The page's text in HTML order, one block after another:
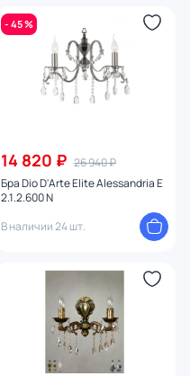
- 45 %
14 820 ₽ 26 940 ₽
Бра Dio D'Arte Elite Alessandria E
2.1.2.600 N
В наличии 24 шт.